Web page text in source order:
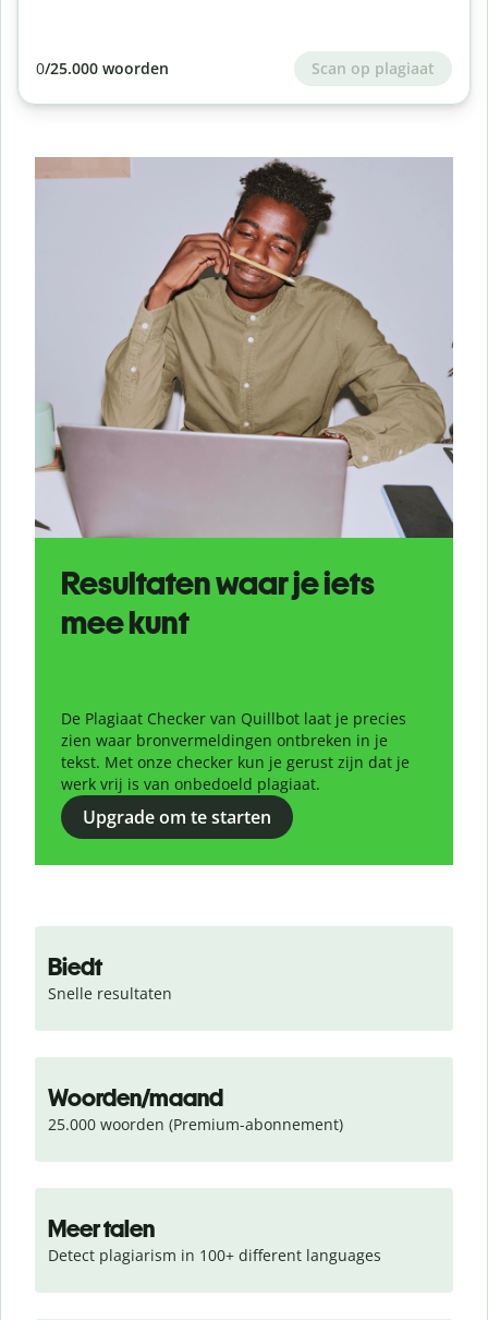
0/25.000 woorden Scan op plagiaat
Resultaten waar je iets
mee kunt
De Plagiaat Checker van Quillbot laat je precies
zien waar bronvermeldingen ontbreken in je
tekst. Met onze checker kun je gerust zijn dat je
werk vrij is van onbedoeld plagiaat.
Upgrade om te starten
Biedt
Snelle resultaten
Woorden/maand
25.000 woorden (Premium-abonnement)
Meer talen
Detect plagiarism in 100+ different languages